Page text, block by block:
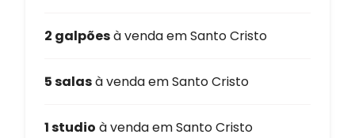
2 galpõesà venda em Santo Cristo
5 salasà venda em Santo Cristo
1 studio à venda em Santo Cristo